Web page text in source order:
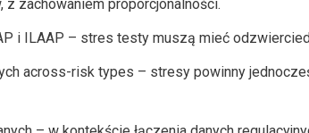
zachowaniem proporcjonalności.
i ILAAP – stres testy muszą mieć
across-risk types – stresy powinny